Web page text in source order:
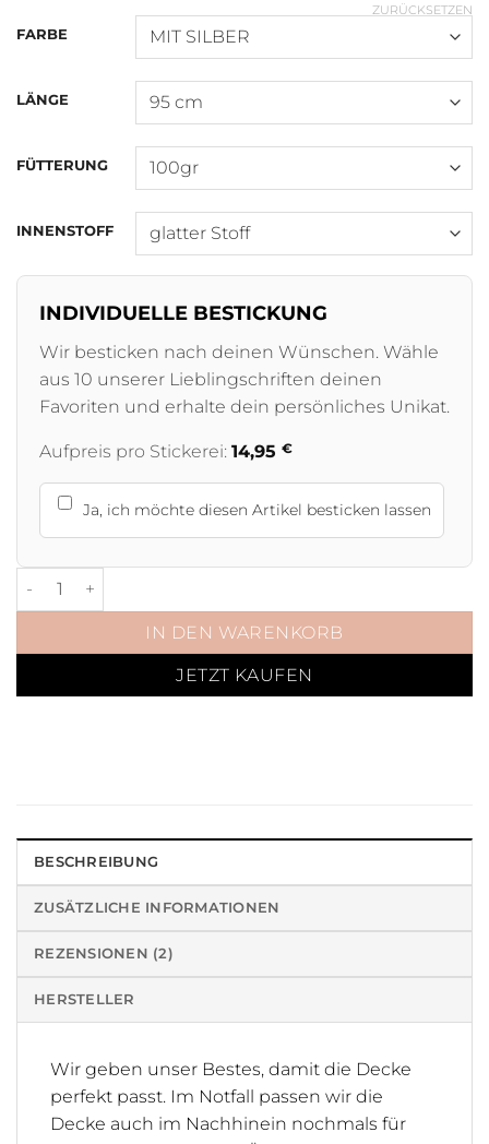
FARBE
LÄNGE
FÜTTERUNG
INNENSTOFF
ZURÜCKSETZEN
INDIVIDUELLE BESTICKUNG
Wir besticken nach deinen Wünschen. Wähle
aus 10 unserer Lieblingschriften deinen
Favoriten und erhalte dein persönliches Unikat.
Aufpreis pro Stickerei: 14,95 €
Ja, ich möchte diesen Artikel besticken lassen
Shetty Walkerdecke wasserdicht Beere Menge
IN DEN WARENKORB
JETZT KAUFEN
BESCHREIBUNG
ZUSÄTZLICHE INFORMATIONEN
REZENSIONEN (2)
HERSTELLER
Wir geben unser Bestes, damit die Decke
perfekt passt. Im Notfall passen wir die
Decke auch im Nachhinein nochmals für